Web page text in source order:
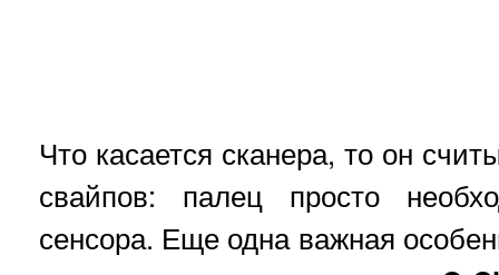
Что касается сканера, то он
свайпов: палец просто
сенсора. Еще одна важная